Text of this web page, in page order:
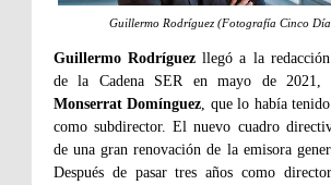
Guillermo Rodríguez (Fotografía Cinco
Guillermo Rodríguez llegó a la
de la Cadena SER en mayo de
Monserrat Domínguez, que lo había tenido
como subdirector. El nuevo cuadro
de una gran renovación de la emisora
Después de pasar tres años como